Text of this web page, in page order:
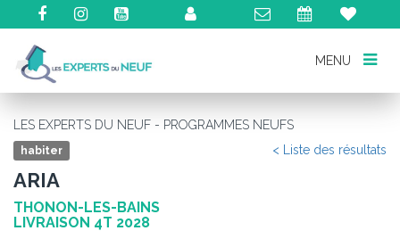
MENU
MENU
LES EXPERTS DU NEUF - PROGRAMMES NEUFS
habiter < Liste des résultats
ARIA
THONON-LES-BAINS
LIVRAISON 4T 2028